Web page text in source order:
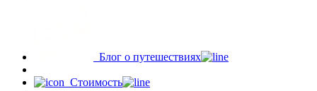
Блог о путешествиях
Стоимость